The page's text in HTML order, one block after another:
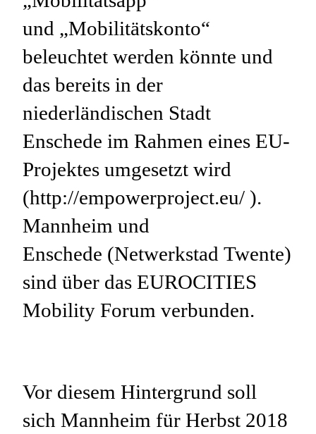
und „Mobilitätskonto“
beleuchtet werden könnte und
das bereits in der
niederländischen Stadt
Enschede im Rahmen eines EU-
Projektes umgesetzt wird
(http://empowerproject.eu/ ).
Mannheim und
Enschede (Netwerkstad Twente)
sind über das EUROCITIES
Mobility Forum verbunden.
Vor diesem Hintergrund soll
sich Mannheim für Herbst 2018